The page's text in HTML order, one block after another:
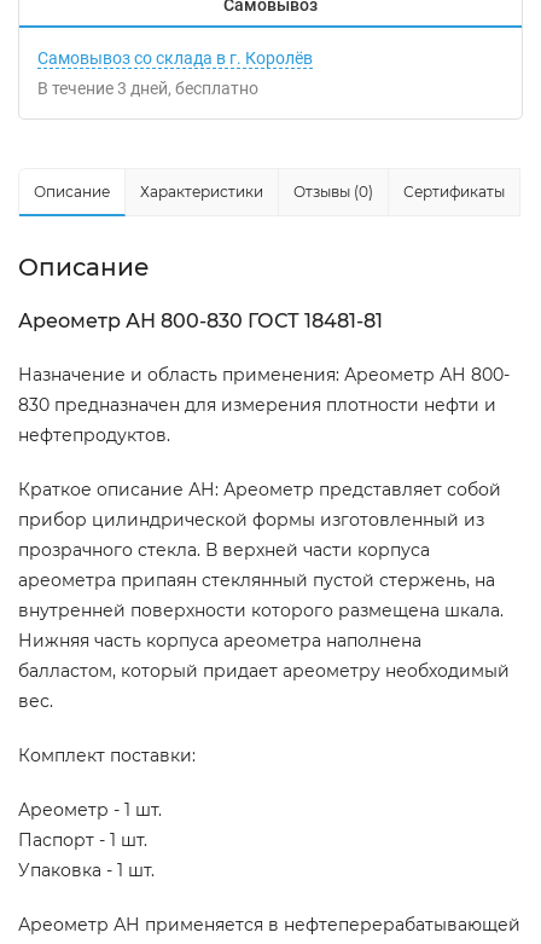
Самовывоз
Самовывоз со склада в г. Королёв
В течение3 дней Бесплатно
Описание Характеристики Отзывы (0) Сертификаты
Описание
Ареометр АН 800-830 ГОСТ 18481-81
Назначение и область применения: Ареометр АН 800-
830 предназначен для измерения плотности нефти и
нефтепродуктов.
Краткое описание АН: Ареометр представляет собой
прибор цилиндрической формы изготовленный из
прозрачного стекла. В верхней части корпуса
ареометра припаян стеклянный пустой стержень, на
внутренней поверхности которого размещена шкала.
Нижняя часть корпуса ареометра наполнена
балластом, который придает ареометру необходимый
вес.
Комплект поставки:
Ареометр - 1 шт.
Паспорт - 1 шт.
Упаковка - 1 шт.
Ареометр АН применяется в нефтеперерабатывающей